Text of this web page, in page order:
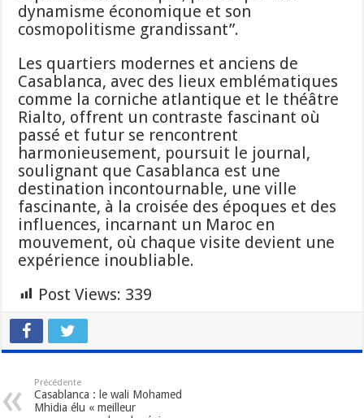
dynamisme économique et son
cosmopolitisme grandissant”.
Les quartiers modernes et anciens de
Casablanca, avec des lieux emblématiques
comme la corniche atlantique et le théâtre
Rialto, offrent un contraste fascinant où
passé et futur se rencontrent
harmonieusement, poursuit le journal,
soulignant que Casablanca est une
destination incontournable, une ville
fascinante, à la croisée des époques et des
influences, incarnant un Maroc en
mouvement, où chaque visite devient une
expérience inoubliable.
Post Views: 339
Précédente
Casablanca : le wali Mohamed
Mhidia élu « meilleur